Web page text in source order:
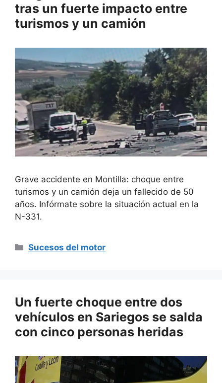
tras un fuerte impacto entre
turismos y un camión
Grave accidente en Montilla: choque entre
turismos y un camión deja un fallecido de 50
años. Infórmate sobre la situación actual en la
N-331.
Categorías
Sucesos del motor
Un fuerte choque entre dos
vehículos en Sariegos se salda
con cinco personas heridas